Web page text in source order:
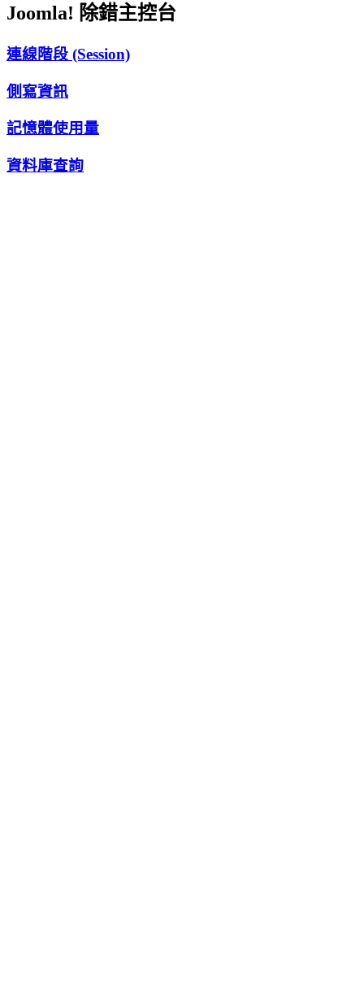
Joomla! 除錯主控台
連線階段 (Session)
側寫資訊
記憶體使用量
資料庫查詢